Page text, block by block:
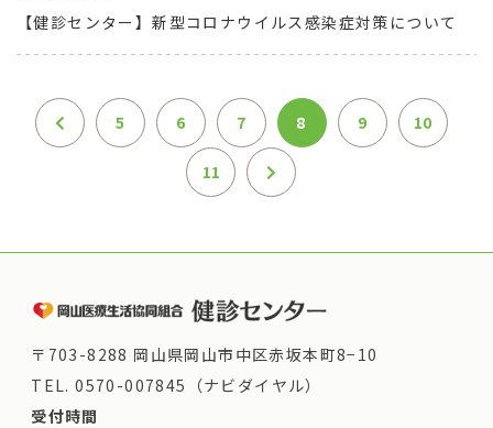
【健診センター】新型コロナウイルス感染症対策について
5 6 7 8 9 10
11
〒703-8288 岡山県岡山市中区赤坂本町8−10
TEL.0570-007845（ナビダイヤル）
受付時間